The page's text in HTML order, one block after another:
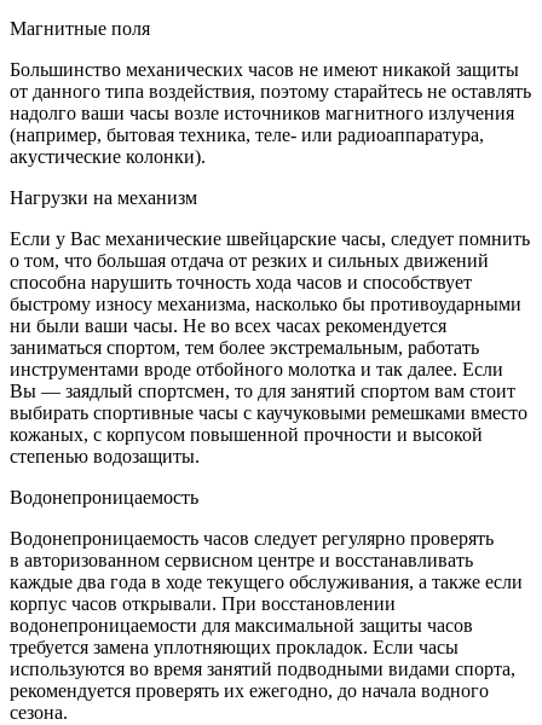
Магнитные поля
Большинство механических часов не имеют никакой защиты
от данного типа воздействия, поэтому старайтесь не оставлять
надолго ваши часы возле источников магнитного излучения
(например, бытовая техника, теле- или радиоаппаратура,
акустические колонки).
Нагрузки на механизм
Если у Вас механические швейцарские часы, следует помнить
о том, что большая отдача от резких и сильных движений
способна нарушить точность хода часов и способствует
быстрому износу механизма, насколько бы противоударными
ни были ваши часы. Не во всех часах рекомендуется
заниматься спортом, тем более экстремальным, работать
инструментами вроде отбойного молотка и так далее. Если
Вы — заядлый спортсмен, то для занятий спортом вам стоит
выбирать спортивные часы с каучуковыми ремешками вместо
кожаных, с корпусом повышенной прочности и высокой
степенью водозащиты.
Водонепроницаемость
Водонепроницаемость часов следует регулярно проверять
в авторизованном сервисном центре и восстанавливать
каждые два года в ходе текущего обслуживания, а также если
корпус часов открывали. При восстановлении
водонепроницаемости для максимальной защиты часов
требуется замена уплотняющих прокладок. Если часы
используются во время занятий подводными видами спорта,
рекомендуется проверять их ежегодно, до начала водного
сезона.